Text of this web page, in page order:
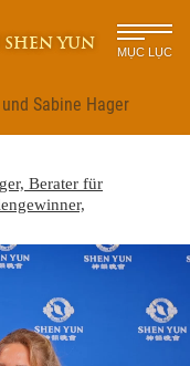
YUN MỤC LỤC
Sabine Hager
Berater für